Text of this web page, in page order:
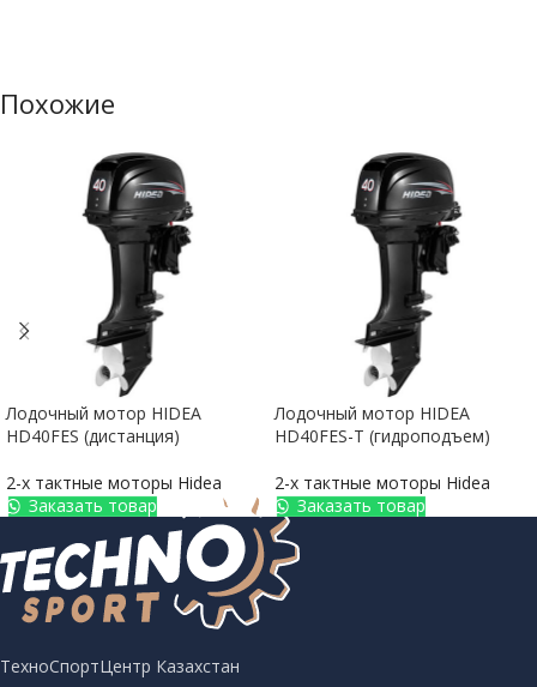
Похожие
Лодочный мотор HIDEA
HD40FES (дистанция)
2-х тактные моторы Hidea
Заказать товар
Лодочный мотор HIDEA
HD40FES-T (гидроподъем)
2-х тактные моторы Hidea
Заказать товар
ТехноСпортЦентр Казахстан